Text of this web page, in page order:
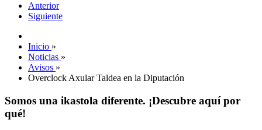
Anterior
Siguiente
Inicio »
Noticias »
Avisos »
Overclock Axular Taldea en la Diputación
Somos una ikastola diferente. ¡Descubre aquí por
qué!